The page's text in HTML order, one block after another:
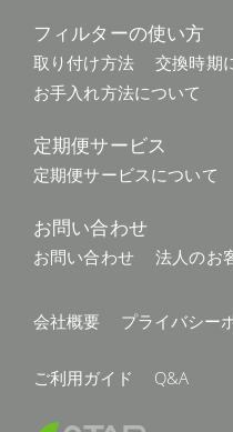
フィルターの使い方
取り付け方法
交換時期
お手入れ方法について
定期便サービス
定期便サービスについて
お問い合わせ
お問い合わせ 法人のお
会社概要 プライバシー
ご利用ガイド Q&A